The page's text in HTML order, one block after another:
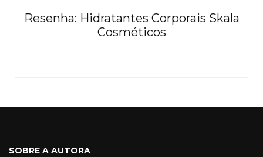
Resenha: Hidratantes Corporais Skala
Cosméticos
SOBRE A AUTORA